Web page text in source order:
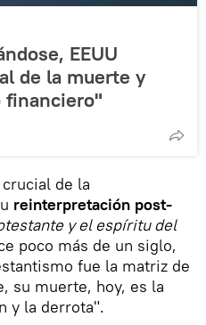
EEUU
de la muerte y
financiero"
de la
reinterpretación post-
y el espíritu del
poco más de un siglo,
fue la matriz de
su muerte, hoy, es la
y la derrota".